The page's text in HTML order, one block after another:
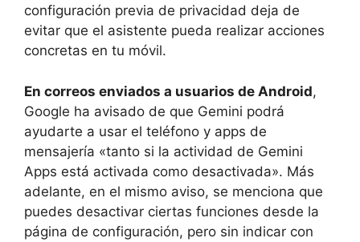
configuración previa de privacidad deja de
evitar que el asistente pueda realizar acciones
concretas en tu móvil.
En correos enviados a usuarios de Android,
Google ha avisado de que Gemini podrá
ayudarte a usar el teléfono y apps de
mensajería «tanto si la actividad de Gemini
Apps está activada como desactivada». Más
adelante, en el mismo aviso, se menciona que
puedes desactivar ciertas funciones desde la
página de configuración, pero sin indicar con